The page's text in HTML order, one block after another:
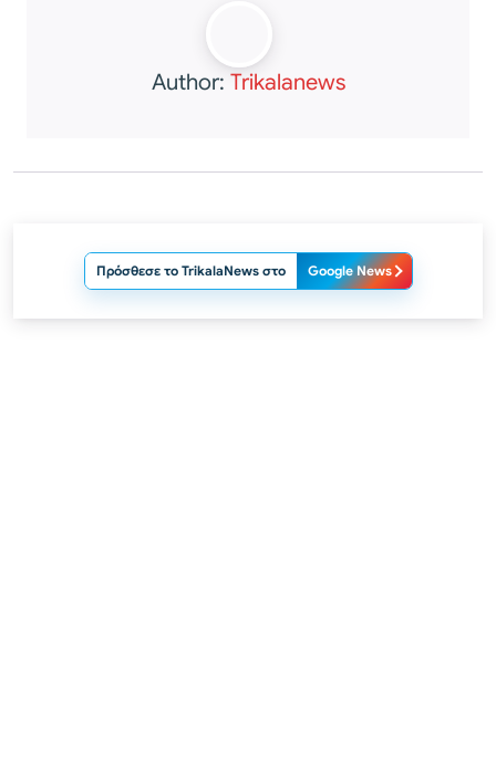
Author: Trikalanews
Πρόσθεσε το TrikalaNews στο Google News